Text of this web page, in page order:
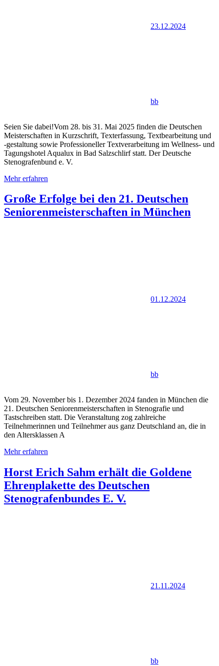
23.12.2024
bb
Seien Sie dabei!Vom 28. bis 31. Mai 2025 finden die Deutschen
Meisterschaften in Kurzschrift, Texterfassung, Textbearbeitung und
-gestaltung sowie Professioneller Textverarbeitung im Wellness- und
Tagungshotel Aqualux in Bad Salzschlirf statt. Der Deutsche
Stenografenbund e. V.
Mehr erfahren
Große Erfolge bei den 21. Deutschen
Seniorenmeisterschaften in München
01.12.2024
bb
Vom 29. November bis 1. Dezember 2024 fanden in München die
21. Deutschen Seniorenmeisterschaften in Stenografie und
Tastschreiben statt. Die Veranstaltung zog zahlreiche
Teilnehmerinnen und Teilnehmer aus ganz Deutschland an, die in
den Altersklassen A
Mehr erfahren
Horst Erich Sahm erhält die Goldene
Ehrenplakette des Deutschen
Stenografenbundes E. V.
21.11.2024
bb